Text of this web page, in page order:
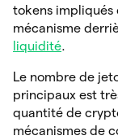
tokens impliqués
mécanisme
liquidité.
Le nombre de
principaux est
quantité de
mécanismes de